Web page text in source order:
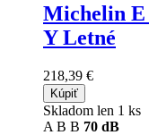
Michelin
Y Letné
218,39 €
Kúpiť
Skladom len 1 ks
A B B 70 dB